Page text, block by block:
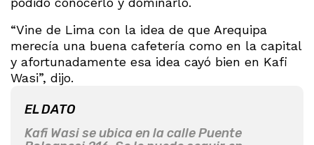
“Vine de Lima con la idea de que Arequipa
merecía una buena cafetería como en la capital
y afortunadamente esa idea cayó bien en Kafi
Wasi”, dijo.
EL DATO
Kafi Wasi se ubica en la calle Puente